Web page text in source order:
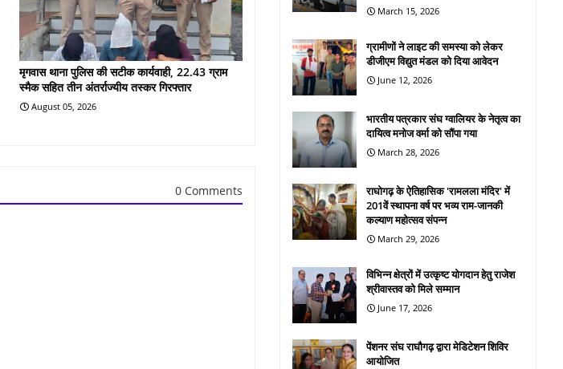
मृगवास थाना पुलिस की सटीक कार्यवाही, 22.43 ग्राम
स्मैक सहित तीन अंतर्राज्यीय तस्कर गिरफ्तार
August 05, 2026
0 Comments
March 15, 2026
ग्रामीणों ने लाइट की समस्या को लेकर
डीजीएम विद्युत मंडल को दिया आवेदन
June 12, 2026
भारतीय पत्रकार संघ ग्वालियर के नेतृत्व का
दायित्व मनोज वर्मा को सौंपा गया
March 28, 2026
राघोगढ़ के ऐतिहासिक 'रामलला मंदिर' में
201वें स्थापना वर्ष पर भव्य राम-जानकी
कल्याण महोत्सव संपन्न
March 29, 2026
विभिन्न क्षेत्रों में उत्कृष्ट योगदान हेतु राजेश
श्रीवास्तव को मिले सम्मान
June 17, 2026
पेंशनर संघ राघौगढ़ द्वारा मेडिटेशन शिविर
आयोजित